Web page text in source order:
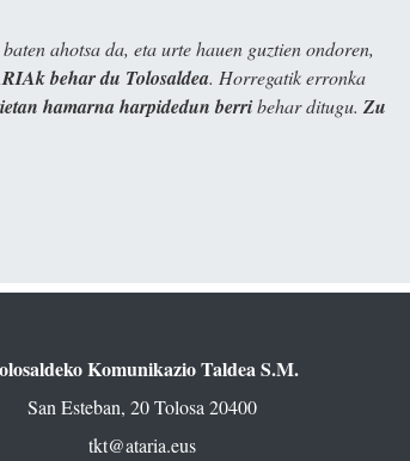
ahotsa da, eta urte hauen guztien ondoren,
behar du Tolosaldea. Horregatik erronka
hamarna harpidedun berribehar ditugu. Zu
Komunikazio Taldea S.M.
San Esteban, 20 Tolosa 20400
tkt@ataria.eus